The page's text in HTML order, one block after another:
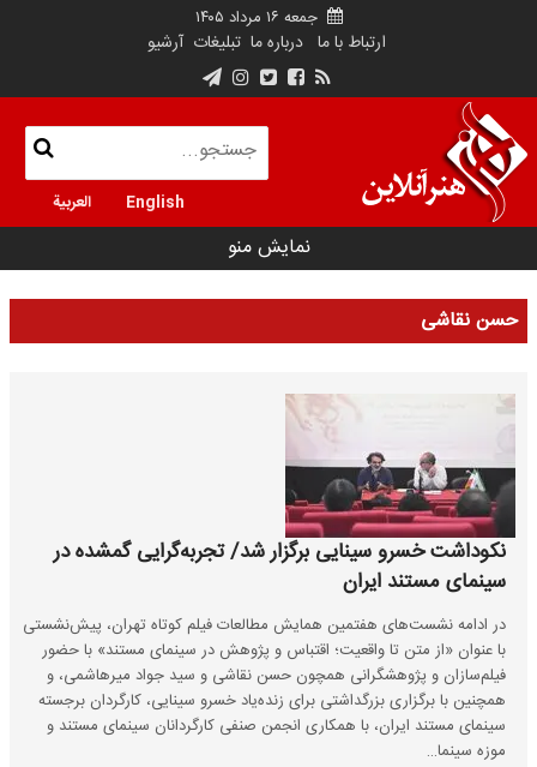
جمعه ۱۶ مرداد ۱۴۰۵
ارتباط با ما درباره ما تبلیغات آرشیو
English العربية
نمایش منو
حسن نقاشی
نکوداشت خسرو سینایی برگزار شد/ تجربه‌گرایی گمشده در
سینمای مستند ایران
در ادامه نشست‌های هفتمین همایش مطالعات فیلم کوتاه تهران، پیش‌نشستی
با عنوان «از متن تا واقعیت؛ اقتباس و پژوهش در سینمای مستند» با حضور
فیلم‌سازان و پژوهشگرانی همچون حسن نقاشی و سید جواد میرهاشمی، و
همچنین با برگزاری بزرگداشتی برای زنده‌یاد خسرو سینایی، کارگردان برجسته
سینمای مستند ایران، با همکاری انجمن صنفی کارگردانان سینمای مستند و
موزه سینما…